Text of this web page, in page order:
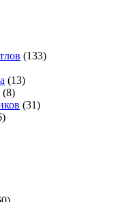
(133)
(13)
(8)
(31)